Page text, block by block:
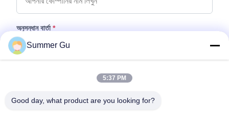
অনুসন্ধান বার্তা *
Summer Gu
5:37 PM
Good day, what product are you looking for?